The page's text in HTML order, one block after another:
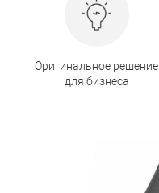
Оригинальное решение
для бизнеса